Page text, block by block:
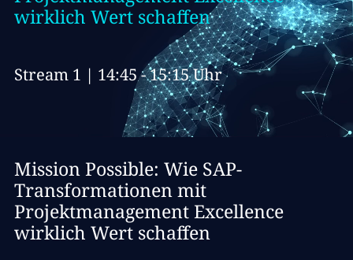
wirklich Wert schaffen
Stream 1 | 14:45 - 15:15 Uhr
Mission Possible: Wie SAP-
Transformationen mit
Projektmanagement Excellence
wirklich Wert schaffen